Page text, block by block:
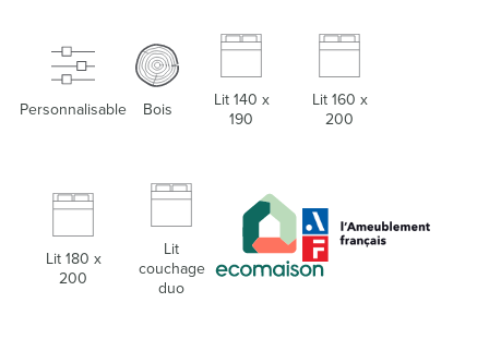
Personnalisable Bois
Lit 140 x
190
Lit 160 x
200
Lit 180 x
200
Lit
couchage
duo